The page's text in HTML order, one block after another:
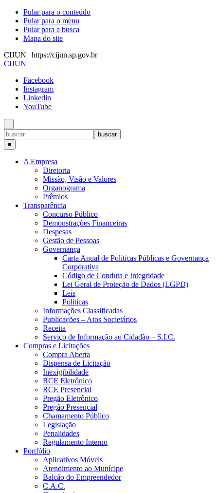
Pular para o conteúdo
Pular para o menu
Pular para a busca
Mapa do site
CIJUN | https://cijun.sp.gov.br
CIJUN
Facebook
Instagram
Linkedin
YouTube
≡
A Empresa
Diretoria
Missão, Visão e Valores
Organograma
Prêmios
Transparência
Concurso Público
Demonstrações Financeiras
Despesas
Gestão de Pessoas
Governança
Carta Anual de Políticas Públicas e Governança
Corporativa
Código de Conduta e Integridade
Lei Geral de Proteção de Dados (LGPD)
Leis
Políticas
Informações Classificadas
Publicações – Atos Societários
Receita
Serviço de Informação ao Cidadão – S.I.C.
Compras e Licitações
Compra Aberta
Dispensa de Licitação
Inexigibilidade
RCE Eletrônico
RCE Presencial
Pregão Eletrônico
Pregão Presencial
Chamamento Público
Legislação
Penalidades
Regulamento Interno
Portfólio
Aplicativos Móveis
Atendimento ao Munícipe
Balcão do Empreendedor
C.A.C.